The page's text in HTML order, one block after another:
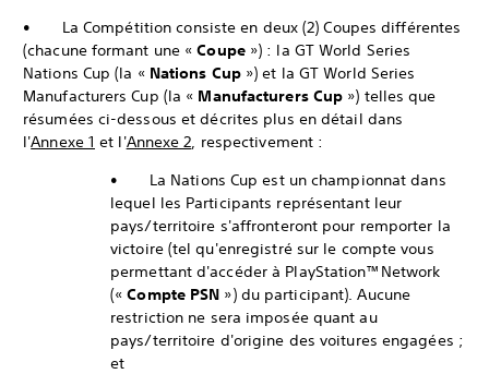
• La Compétition consiste en deux (2) Coupes différentes
(chacune formant une «Coupe») : la GT World Series
Nations Cup (la « Nations Cup») et la GT World Series
Manufacturers Cup (la « Manufacturers Cup ») telles que
résumées ci-dessous et décrites plus en détail dans
l'Annexe 1 et l'Annexe 2, respectivement :
• La Nations Cup est un championnat dans
lequel les Participants représentant leur
pays/territoire s'affronteront pour remporter la
victoire (tel qu'enregistré sur le compte vous
permettant d'accéder à PlayStation™Network
(«Compte PSN ») du participant). Aucune
restriction ne sera imposée quant au
pays/territoire d'origine des voitures engagées ;
et